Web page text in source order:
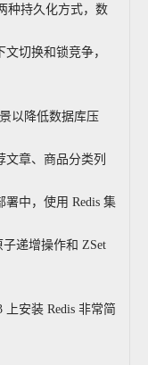
种持久化方式，数
切换和锁竞争，
以降低数据库压
章、商品分类列
中，使用 Redis 集
递增操作和 ZSet
上安装 Redis 非常简